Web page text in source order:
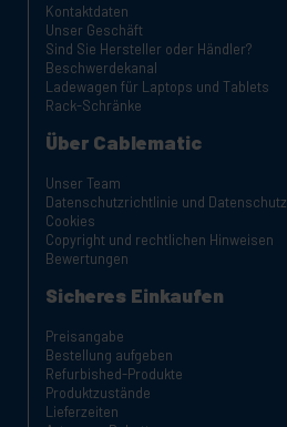
Kontaktdaten
Unser Geschäft
Sind Sie Hersteller oder Händler?
Beschwerdekanal
Ladewagen für Laptops und Tablets
Rack-Schränke
Über Cablematic
Unser Team
Datenschutzrichtlinie und Datenschutz
Cookies
Copyright und rechtlichen Hinweisen
Bewertungen
Sicheres Einkaufen
Preisangabe
Bestellung aufgeben
Refurbished-Produkte
Produktzustände
Lieferzeiten